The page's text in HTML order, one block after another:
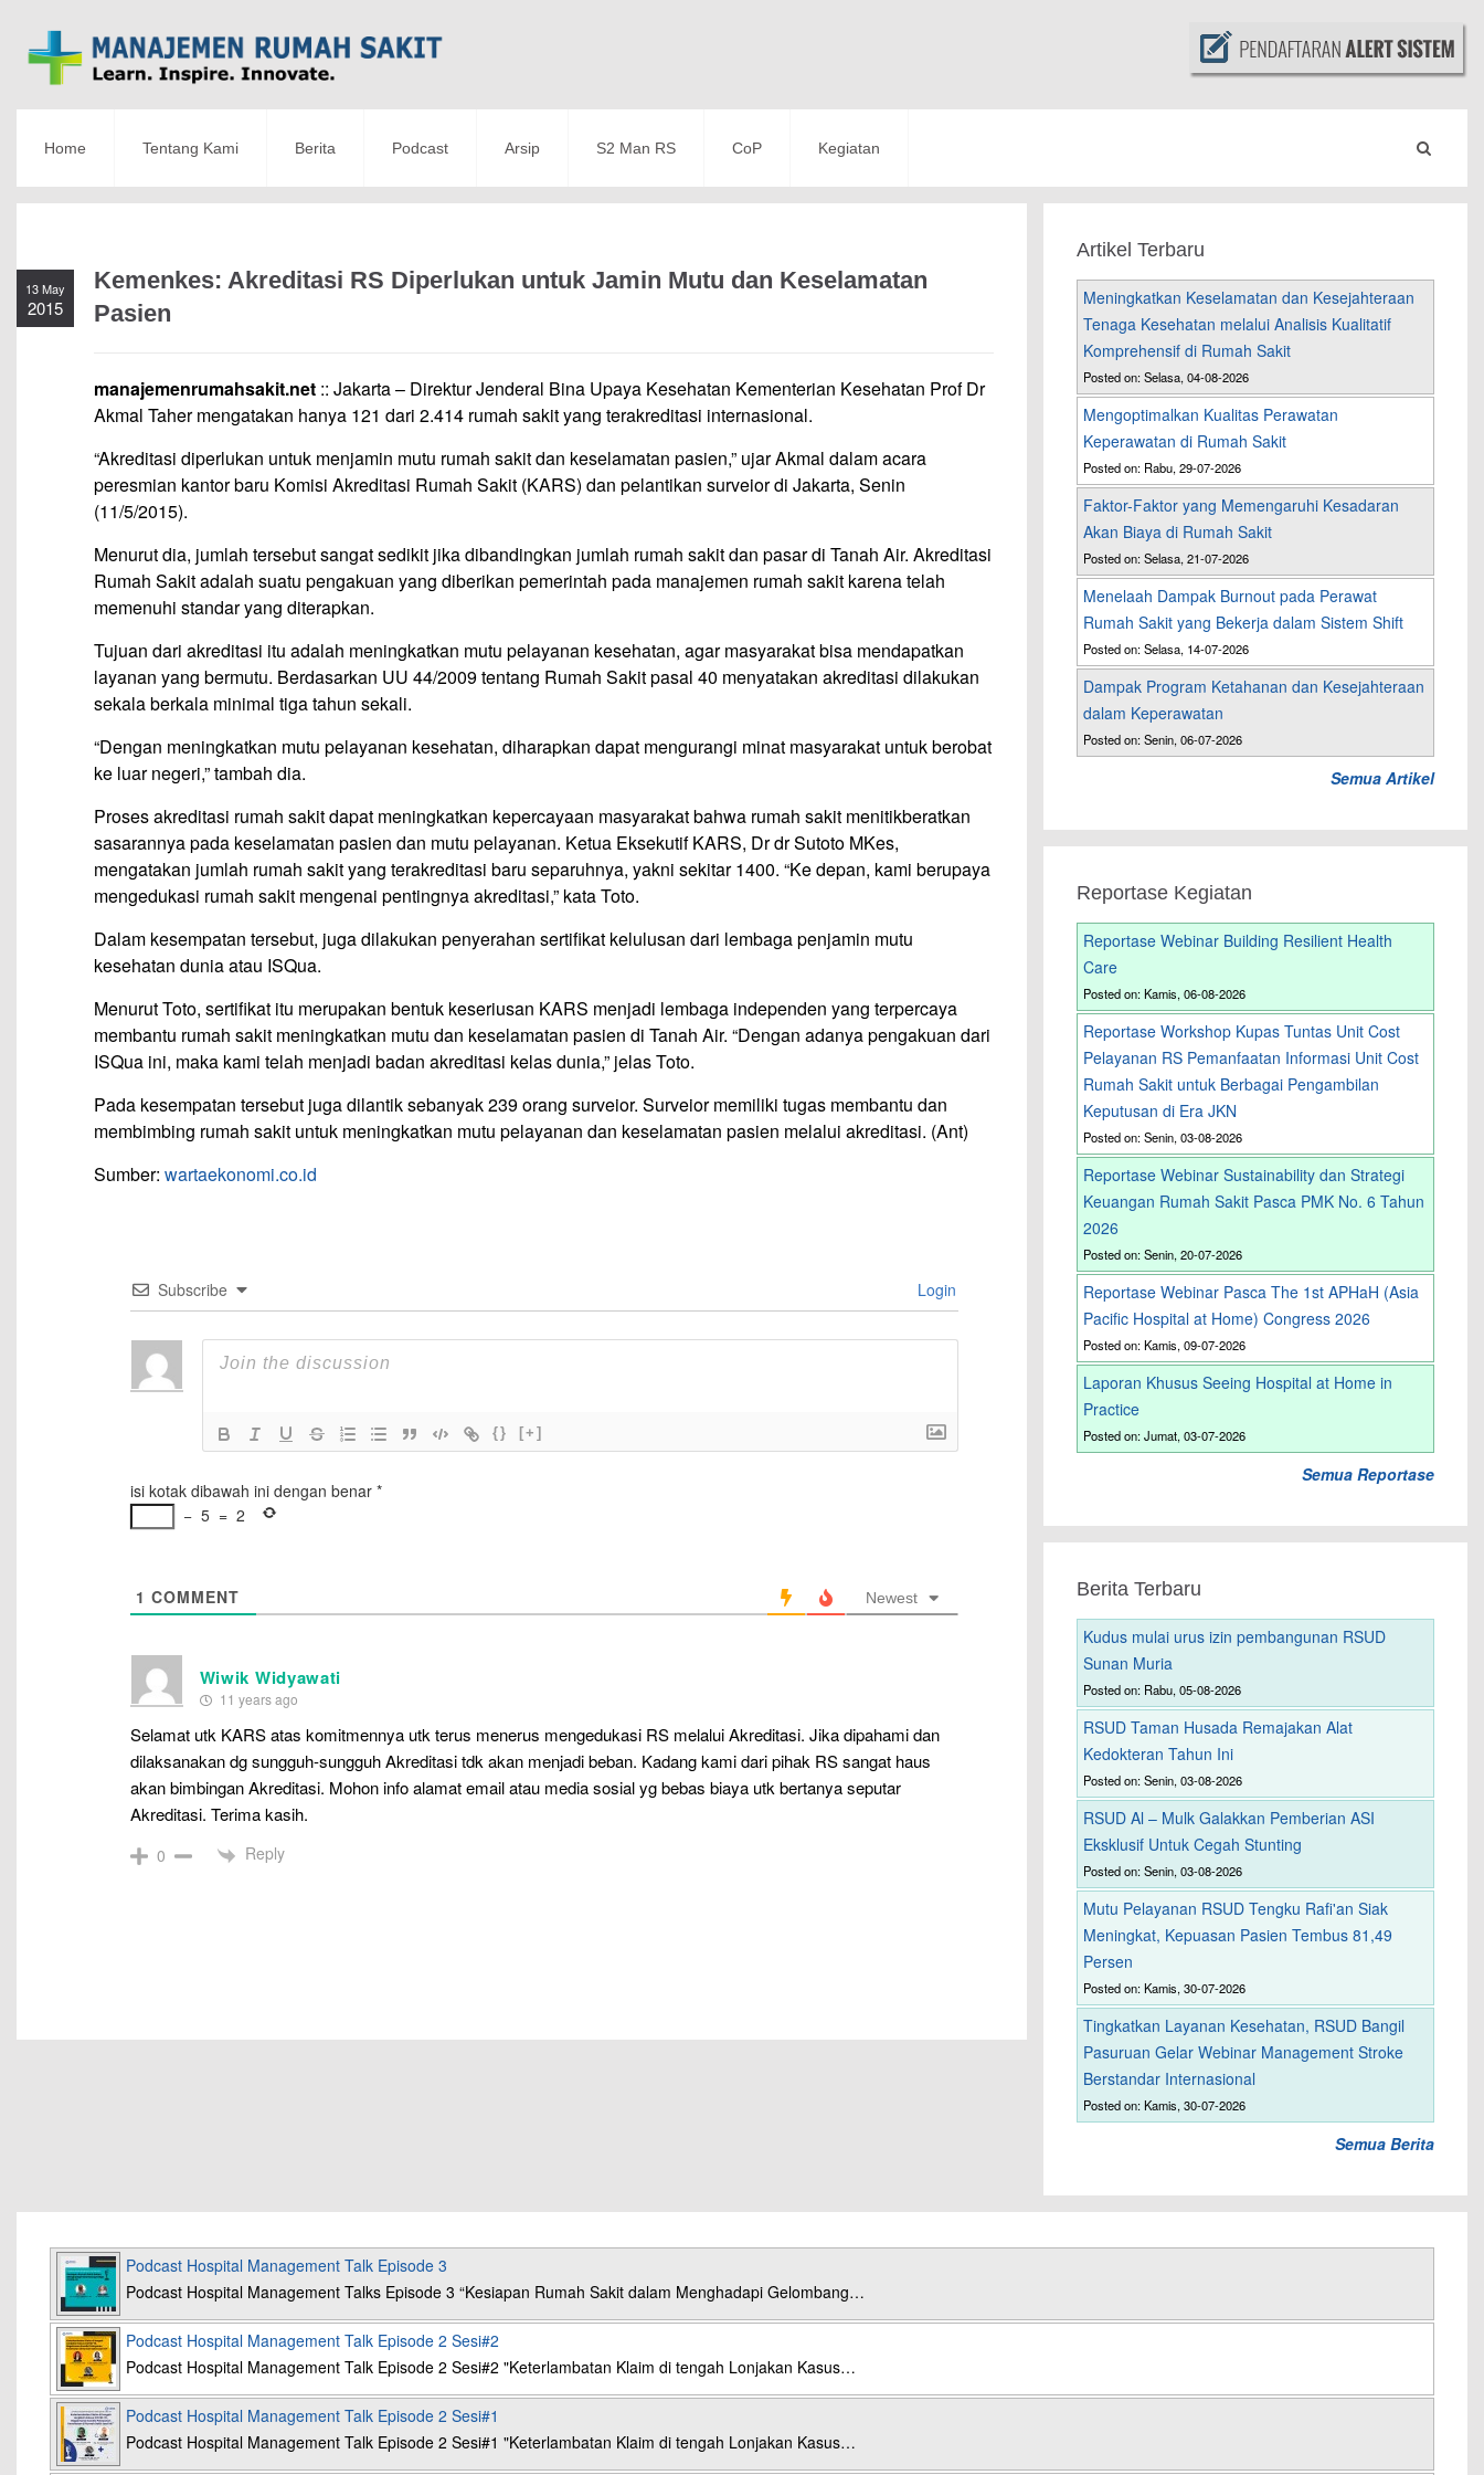
Home Tentang Kami Berita Podcast Arsip S2 Man RS CoP Kegiatan
13 May
2015
Kemenkes: Akreditasi RS Diperlukan untuk Jamin Mutu dan Keselamatan
Pasien
manajemenrumahsakit.net :: Jakarta – Direktur Jenderal Bina Upaya Kesehatan Kementerian Kesehatan Prof Dr
Akmal Taher mengatakan hanya 121 dari 2.414 rumah sakit yang terakreditasi internasional.
“Akreditasi diperlukan untuk menjamin mutu rumah sakit dan keselamatan pasien,” ujar Akmal dalam acara
peresmian kantor baru Komisi Akreditasi Rumah Sakit (KARS) dan pelantikan surveior di Jakarta, Senin
(11/5/2015).
Menurut dia, jumlah tersebut sangat sedikit jika dibandingkan jumlah rumah sakit dan pasar di Tanah Air. Akreditasi
Rumah Sakit adalah suatu pengakuan yang diberikan pemerintah pada manajemen rumah sakit karena telah
memenuhi standar yang diterapkan.
Tujuan dari akreditasi itu adalah meningkatkan mutu pelayanan kesehatan, agar masyarakat bisa mendapatkan
layanan yang bermutu. Berdasarkan UU 44/2009 tentang Rumah Sakit pasal 40 menyatakan akreditasi dilakukan
sekala berkala minimal tiga tahun sekali.
“Dengan meningkatkan mutu pelayanan kesehatan, diharapkan dapat mengurangi minat masyarakat untuk berobat
ke luar negeri,” tambah dia.
Proses akreditasi rumah sakit dapat meningkatkan kepercayaan masyarakat bahwa rumah sakit menitikberatkan
sasarannya pada keselamatan pasien dan mutu pelayanan. Ketua Eksekutif KARS, Dr dr Sutoto MKes,
mengatakan jumlah rumah sakit yang terakreditasi baru separuhnya, yakni sekitar 1400. “Ke depan, kami berupaya
mengedukasi rumah sakit mengenai pentingnya akreditasi,” kata Toto.
Dalam kesempatan tersebut, juga dilakukan penyerahan sertifikat kelulusan dari lembaga penjamin mutu
kesehatan dunia atau ISQua.
Menurut Toto, sertifikat itu merupakan bentuk keseriusan KARS menjadi lembaga independen yang terpercaya
membantu rumah sakit meningkatkan mutu dan keselamatan pasien di Tanah Air. “Dengan adanya pengakuan dari
ISQua ini, maka kami telah menjadi badan akreditasi kelas dunia,” jelas Toto.
Pada kesempatan tersebut juga dilantik sebanyak 239 orang surveior. Surveior memiliki tugas membantu dan
membimbing rumah sakit untuk meningkatkan mutu pelayanan dan keselamatan pasien melalui akreditasi. (Ant)
Sumber: wartaekonomi.co.id
Subscribe Login
{} [+]
isi kotak dibawah ini dengan benar*
− 5 = 2
1 COMMENT Newest
Wiwik Widyawati
11 years ago
Selamat utk KARS atas komitmennya utk terus menerus mengedukasi RS melalui Akreditasi. Jika dipahami dan
dilaksanakan dg sungguh-sungguh Akreditasi tdk akan menjadi beban. Kadang kami dari pihak RS sangat haus
akan bimbingan Akreditasi. Mohon info alamat email atau media sosial yg bebas biaya utk bertanya seputar
Akreditasi. Terima kasih.
0 Reply
Artikel Terbaru
Meningkatkan Keselamatan dan Kesejahteraan
Tenaga Kesehatan melalui Analisis Kualitatif
Komprehensif di Rumah Sakit
Posted on: Selasa, 04-08-2026
Mengoptimalkan Kualitas Perawatan
Keperawatan di Rumah Sakit
Posted on: Rabu, 29-07-2026
Faktor-Faktor yang Memengaruhi Kesadaran
Akan Biaya di Rumah Sakit
Posted on: Selasa, 21-07-2026
Menelaah Dampak Burnout pada Perawat
Rumah Sakit yang Bekerja dalam Sistem Shift
Posted on: Selasa, 14-07-2026
Dampak Program Ketahanan dan Kesejahteraan
dalam Keperawatan
Posted on: Senin, 06-07-2026
Semua Artikel
Reportase Kegiatan
Reportase Webinar Building Resilient Health
Care
Posted on: Kamis, 06-08-2026
Reportase Workshop Kupas Tuntas Unit Cost
Pelayanan RS Pemanfaatan Informasi Unit Cost
Rumah Sakit untuk Berbagai Pengambilan
Keputusan di Era JKN
Posted on: Senin, 03-08-2026
Reportase Webinar Sustainability dan Strategi
Keuangan Rumah Sakit Pasca PMK No. 6 Tahun
2026
Posted on: Senin, 20-07-2026
Reportase Webinar Pasca The 1st APHaH (Asia
Pacific Hospital at Home) Congress 2026
Posted on: Kamis, 09-07-2026
Laporan Khusus Seeing Hospital at Home in
Practice
Posted on: Jumat, 03-07-2026
Semua Reportase
Berita Terbaru
Kudus mulai urus izin pembangunan RSUD
Sunan Muria
Posted on: Rabu, 05-08-2026
RSUD Taman Husada Remajakan Alat
Kedokteran Tahun Ini
Posted on: Senin, 03-08-2026
RSUD Al – Mulk Galakkan Pemberian ASI
Eksklusif Untuk Cegah Stunting
Posted on: Senin, 03-08-2026
Mutu Pelayanan RSUD Tengku Rafi'an Siak
Meningkat, Kepuasan Pasien Tembus 81,49
Persen
Posted on: Kamis, 30-07-2026
Tingkatkan Layanan Kesehatan, RSUD Bangil
Pasuruan Gelar Webinar Management Stroke
Berstandar Internasional
Posted on: Kamis, 30-07-2026
Semua Berita
Podcast Hospital Management Talk Episode 3
Podcast Hospital Management Talks Episode 3 “Kesiapan Rumah Sakit dalam Menghadapi Gelombang…
Podcast Hospital Management Talk Episode 2 Sesi#2
Podcast Hospital Management Talk Episode 2 Sesi#2 "Keterlambatan Klaim di tengah Lonjakan Kasus…
Podcast Hospital Management Talk Episode 2 Sesi#1
Podcast Hospital Management Talk Episode 2 Sesi#1 "Keterlambatan Klaim di tengah Lonjakan Kasus…